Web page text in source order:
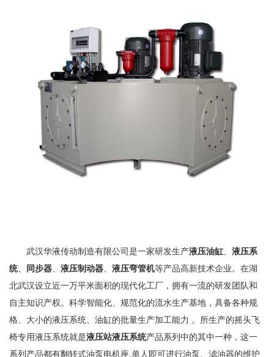
武汉华液传动制造有限公司是一家研发生产液压油缸
液压系
统、 同步器 液压制动器 液压弯管机等产品高新技术企业。在湖
北武汉设立近一万平米面积的现代化工厂，拥有一流的研发团队和
自主知识产权。科学智能化、规范化的流水生产基地，具备各种规
格、大小的液压系统、油缸的批量生产加工能力 。所生产的摇头飞
椅专用液压系统就是液压站液压系统产品系列中的其中一种，这一
系列产品都有翻转式油泵电机座,单人即可进行油泵、滤油器的维护